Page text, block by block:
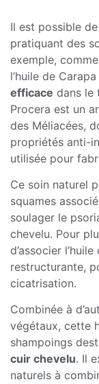
Il est possible
pratiquant des
exemple,
l’huile de
efficace dans le
Procera est un
des Méliacées,
propriétés anti-
utilisée pour
Ce soin naturel
squames
soulager le
chevelu. Pour
d’associer
restructurante,
cicatrisation.
Combinée à
végétaux, cette
shampoings
cuir chevelu. Il
naturels à